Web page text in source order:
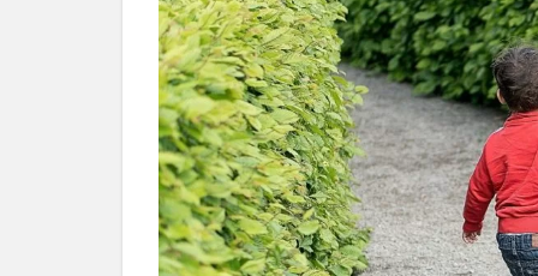
公庫
2.2
地方
銀行
や信
用金
庫な
ど民
間の
金融